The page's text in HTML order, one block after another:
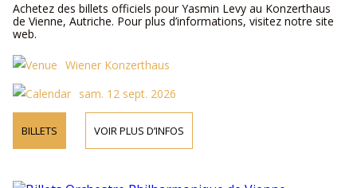
Achetez des billets officiels pour Yasmin Levy au Konzerthaus
de Vienne, Autriche. Pour plus d’informations, visitez notre site
web.
Wiener Konzerthaus
sam. 12 sept. 2026
BILLETS VOIR PLUS D’INFOS